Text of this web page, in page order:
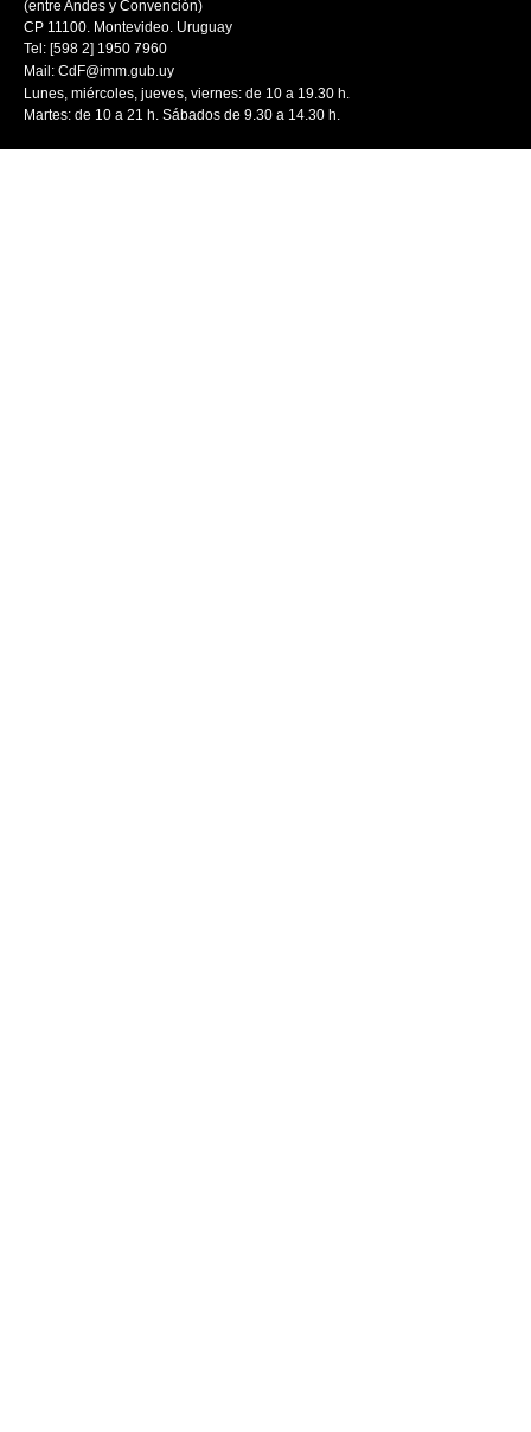
(entre Andes y Convención)
CP 11100. Montevideo. Uruguay
Tel: [598 2] 1950 7960
Mail: CdF@imm.gub.uy
Lunes, miércoles, jueves, viernes: de 10 a 19.30 h.
Martes: de 10 a 21 h. Sábados de 9.30 a 14.30 h.